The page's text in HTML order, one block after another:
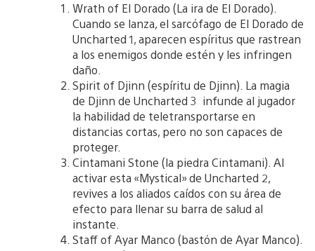
Wrath of El Dorado (La ira de El Dorado).
Cuando se lanza, el sarcófago de El Dorado de
Uncharted 1, aparecen espíritus que rastrean
a los enemigos donde estén y les infringen
daño.
Spirit of Djinn (espíritu de Djinn). La magia
de Djinn de Uncharted 3 infunde al jugador
la habilidad de teletransportarse en
distancias cortas, pero no son capaces de
proteger.
Cintamani Stone (la piedra Cintamani). Al
activar esta «Mystical» de Uncharted 2,
revives a los aliados caídos con su área de
efecto para llenar su barra de salud al
instante.
Staff of Ayar Manco (bastón de Ayar Manco).